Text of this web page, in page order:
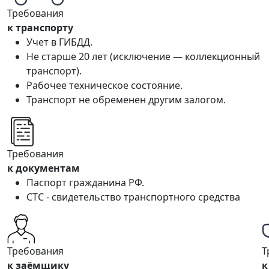
Требования
к транспорту
Учет в ГИБДД.
Не старше 20 лет (исключение — коллекционный
транспорт).
Рабочее техническое состояние.
Транспорт не обременен другим залогом.
Требования
к документам
Паспорт гражданина РФ.
СТС - свидетельство транспортного средства
Требования
к заёмщику